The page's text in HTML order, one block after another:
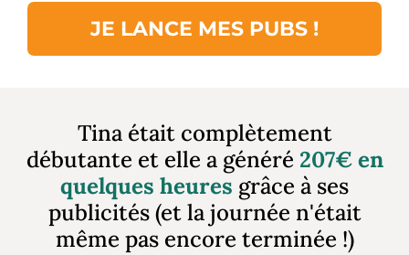
JE LANCE MES PUBS !
Tina était complètement
débutante et elle a généré 207€ en
quelques heures grâce à ses
publicités (et la journée n'était
même pas encore terminée !)